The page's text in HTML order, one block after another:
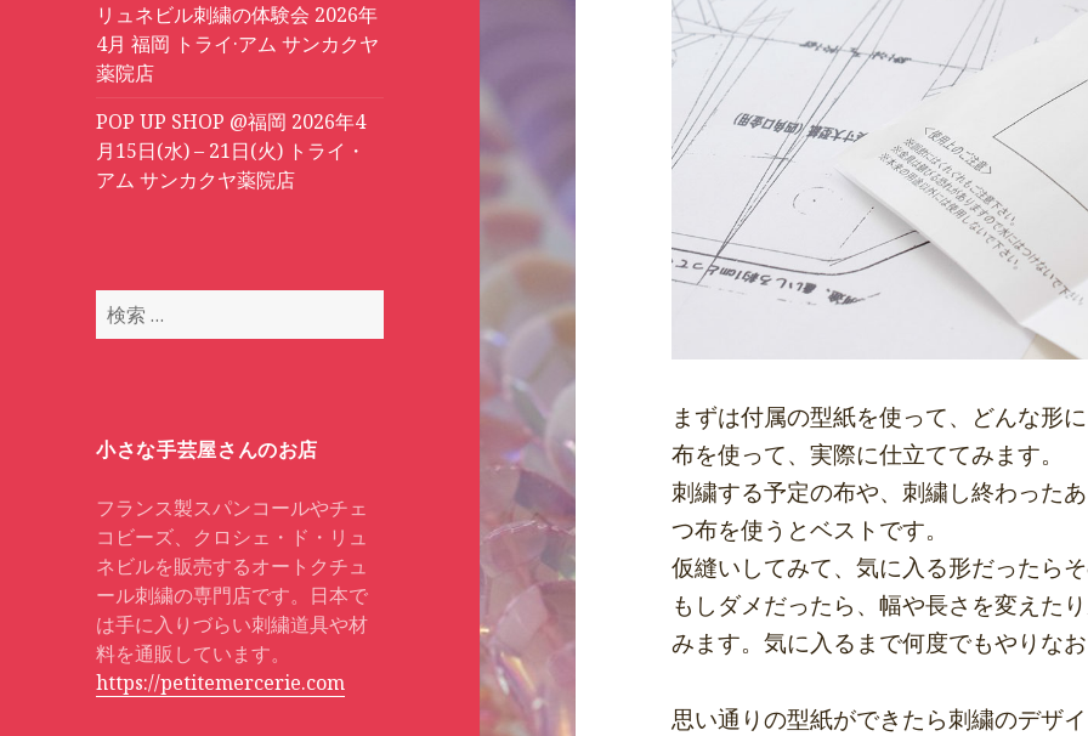
リュネビル刺繍の体験会 2026年
4月 福岡 トライ·アム サンカクヤ
薬院店
POP UP SHOP @福岡 2026年4
月15日(水) – 21日(火) トライ・
アム サンカクヤ薬院店
検
索
小さな手芸屋さんのお店
フランス製スパンコールやチェ
コビーズ、クロシェ・ド・リュ
ネビルを販売するオートクチュ
ール刺繍の専門店です。日本で
は手に入りづらい刺繍道具や材
料を通販しています。
https://petitemercerie.com
まずは付属の型紙を使って、どんな形
布を使って、実際に仕立ててみます。
刺繍する予定の布や、刺繍し終わった
つ布を使うとベストです。
仮縫いしてみて、気に入る形だったら
もしダメだったら、幅や長さを変えた
みます。気に入るまで何度でもやりな
思い通りの型紙ができたら刺繍のデザ